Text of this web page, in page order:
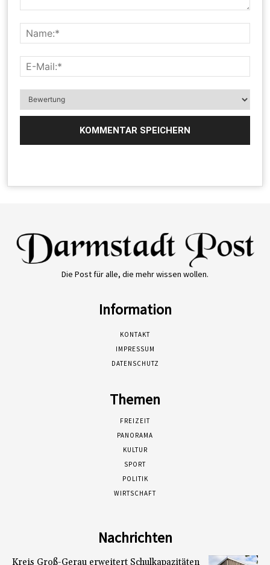
Die Post für alle, die mehr wissen wollen.
Information
KONTAKT
IMPRESSUM
DATENSCHUTZ
Themen
FREIZEIT
PANORAMA
KULTUR
SPORT
POLITIK
WIRTSCHAFT
Nachrichten
Kreis Groß-Gerau erweitert Schulkapazitäten